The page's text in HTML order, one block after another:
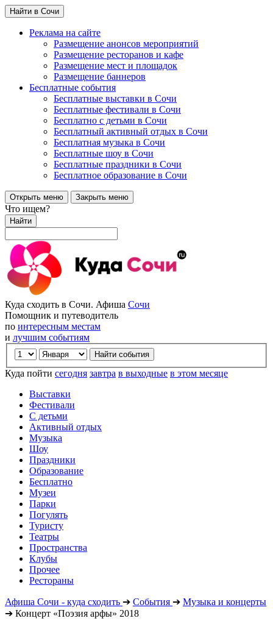
Найти в Сочи
Реклама на сайте
Размещение анонсов мероприятий
Размещение ресторанов и кафе
Размещение мест и площадок
Размещение баннеров
Бесплатные события
Бесплатные выставки в Сочи
Бесплатные фестивали в Сочи
Бесплатно с детьми в Сочи
Бесплатный активный отдых в Сочи
Бесплатная музыка в Сочи
Бесплатные шоу в Сочи
Бесплатные праздники в Сочи
Бесплатное образование в Сочи
Открыть меню Закрыть меню
Что ищем?
Найти
Куда сходить в Сочи. Афиша Сочи
Помощник и путеводитель
по интересным местам
и лучшим событиям
Куда пойти сегодня завтра в выходные в этом месяце
Выставки
Фестивали
С детьми
Активный отдых
Музыка
Шоу
Праздники
Образование
Бесплатно
Музеи
Парки
Погулять
Туристу
Театры
Пространства
Клубы
Прочее
Рестораны
Афиша Сочи - куда сходить ➔ События ➔ Музыка и концерты
➔ Концерт «Поэзия арфы» 2018